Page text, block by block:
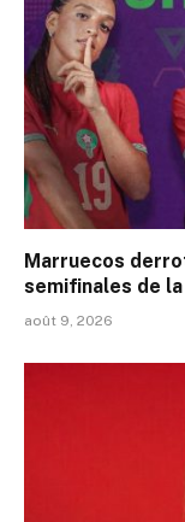
Marruecos
semifinales de
août 9, 2026